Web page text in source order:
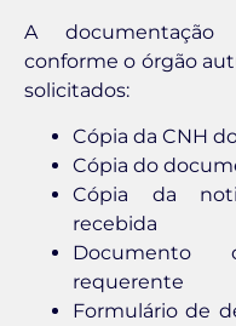
A
conforme o órgão
solicitados:
Cópia da CNH
Cópia do
Cópia da
recebida
requerente
Formulário de